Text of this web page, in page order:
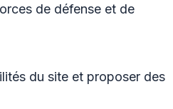
de défense et de
du site et proposer des